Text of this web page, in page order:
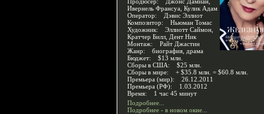
Ивернель Франсуа, Кулик Адам
Оператор: Дэвис Эллиот
Композитор: Ньюман Томас
Художник: Эллиотт Саймон,
Кратчер Билл, Дент Ник
Монтаж: Райт Джастин
Жанр: биография, драма
Бюджет: $13 млн.
Сборы в США: $25 млн.
Сборы в мире: + $35.8 млн. = $60.8 млн.
Премьера (мир): 26.12.2011
Премьера (РФ): 1.03.2012
Время: 1 час 45 минут
Подробнее...
Подробнее - в новом окне...